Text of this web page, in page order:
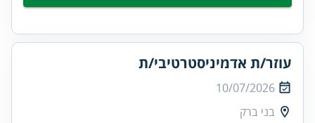
עוזר/ת אדמיניסטרטיבי/ת
10/07/2026
בני ברק